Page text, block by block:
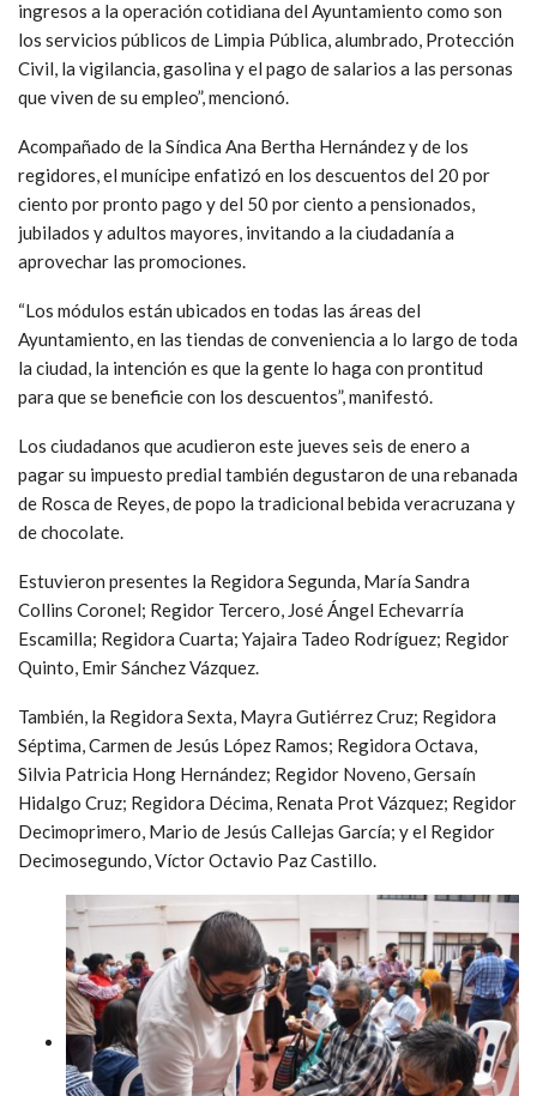
ingresos a la operación cotidiana del Ayuntamiento como son
los servicios públicos de Limpia Pública, alumbrado, Protección
Civil, la vigilancia, gasolina y el pago de salarios a las personas
que viven de su empleo”, mencionó.
Acompañado de la Síndica Ana Bertha Hernández y de los
regidores, el munícipe enfatizó en los descuentos del 20 por
ciento por pronto pago y del 50 por ciento a pensionados,
jubilados y adultos mayores, invitando a la ciudadanía a
aprovechar las promociones.
“Los módulos están ubicados en todas las áreas del
Ayuntamiento, en las tiendas de conveniencia a lo largo de toda
la ciudad, la intención es que la gente lo haga con prontitud
para que se beneficie con los descuentos”, manifestó.
Los ciudadanos que acudieron este jueves seis de enero a
pagar su impuesto predial también degustaron de una rebanada
de Rosca de Reyes, de popo la tradicional bebida veracruzana y
de chocolate.
Estuvieron presentes la Regidora Segunda, María Sandra
Collins Coronel; Regidor Tercero, José Ángel Echevarría
Escamilla; Regidora Cuarta; Yajaira Tadeo Rodríguez; Regidor
Quinto, Emir Sánchez Vázquez.
También, la Regidora Sexta, Mayra Gutiérrez Cruz; Regidora
Séptima, Carmen de Jesús López Ramos; Regidora Octava,
Silvia Patricia Hong Hernández; Regidor Noveno, Gersaín
Hidalgo Cruz; Regidora Décima, Renata Prot Vázquez; Regidor
Decimoprimero, Mario de Jesús Callejas García; y el Regidor
Decimosegundo, Víctor Octavio Paz Castillo.